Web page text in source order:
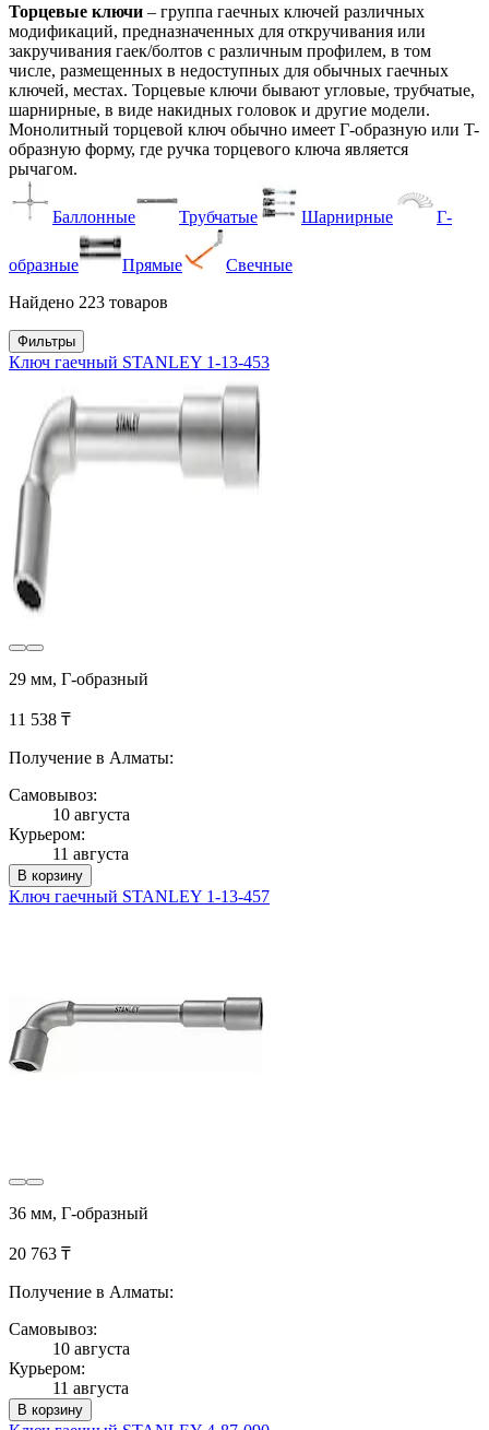
Торцевые ключи – группа гаечных ключей различных
модификаций, предназначенных для откручивания или
закручивания гаек/болтов с различным профилем, в том
числе, размещенных в недоступных для обычных гаечных
ключей, местах. Торцевые ключи бывают угловые, трубчатые,
шарнирные, в виде накидных головок и другие модели.
Монолитный торцевой ключ обычно имеет Г-образную или T-
образную форму, где ручка торцевого ключа является
рычагом.
Баллонные Трубчатые Шарнирные Г-
образные Прямые
Свечные
Найдено 223 товаров
Фильтры
Ключ гаечный STANLEY 1-13-453
29 мм, Г-образный
11 538 ₸
Получение в Алматы:
Самовывоз:
10 августа
Курьером:
11 августа
В корзину
Ключ гаечный STANLEY 1-13-457
36 мм, Г-образный
20 763 ₸
Получение в Алматы:
Самовывоз:
10 августа
Курьером:
11 августа
В корзину